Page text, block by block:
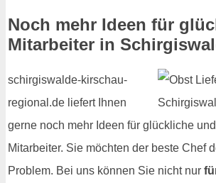
Noch mehr Ideen für
Mitarbeiter in
schirgiswalde-kirschau-
regional.de liefert Ihnen
gerne noch mehr Ideen für glückliche
Mitarbeiter. Sie möchten der beste Chef
Problem. Bei uns können Sie nicht nur